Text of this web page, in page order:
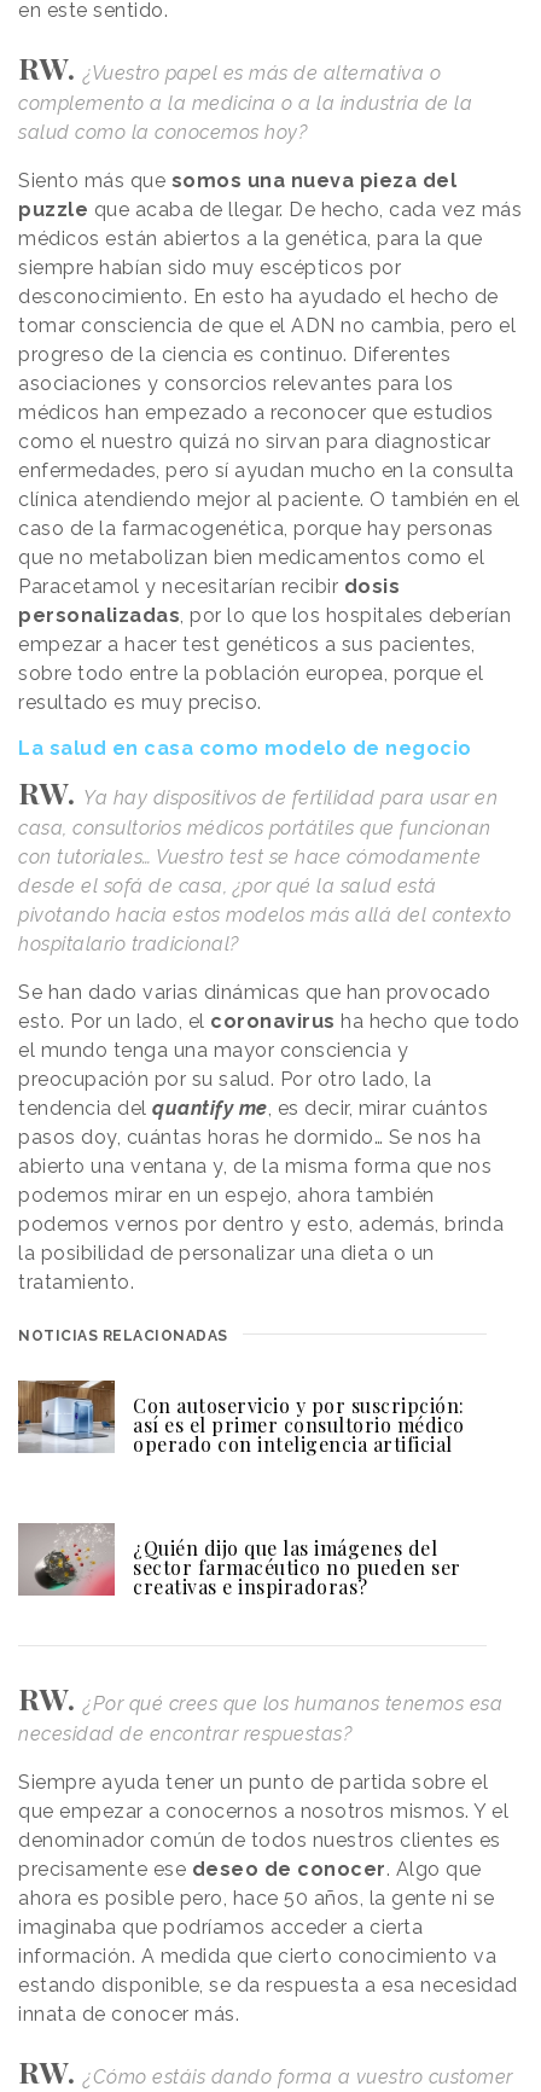
en este sentido.
RW. ¿Vuestro papel es más de alternativa o
complemento a la medicina o a la industria de la
salud como la conocemos hoy?
Siento más que somos una nueva pieza del
puzzle que acaba de llegar. De hecho, cada vez más
médicos están abiertos a la genética, para la que
siempre habían sido muy escépticos por
desconocimiento. En esto ha ayudado el hecho de
tomar consciencia de que el ADN no cambia, pero el
progreso de la ciencia es continuo. Diferentes
asociaciones y consorcios relevantes para los
médicos han empezado a reconocer que estudios
como el nuestro quizá no sirvan para diagnosticar
enfermedades, pero sí ayudan mucho en la consulta
clínica atendiendo mejor al paciente. O también en el
caso de la farmacogenética, porque hay personas
que no metabolizan bien medicamentos como el
Paracetamol y necesitarían recibir dosis
personalizadas , por lo que los hospitales deberían
empezar a hacer test genéticos a sus pacientes,
sobre todo entre la población europea, porque el
resultado es muy preciso.
La salud en casa como modelo de negocio
RW. Ya hay dispositivos de fertilidad para usar en
casa, consultorios médicos portátiles que funcionan
con tutoriales… Vuestro test se hace cómodamente
desde el sofá de casa, ¿por qué la salud está
pivotando hacia estos modelos más allá del contexto
hospitalario tradicional?
Se han dado varias dinámicas que han provocado
esto. Por un lado, el coronavirus ha hecho que todo
el mundo tenga una mayor consciencia y
preocupación por su salud. Por otro lado, la
tendencia del quantify me , es decir, mirar cuántos
pasos doy, cuántas horas he dormido… Se nos ha
abierto una ventana y, de la misma forma que nos
podemos mirar en un espejo, ahora también
podemos vernos por dentro y esto, además, brinda
la posibilidad de personalizar una dieta o un
tratamiento.
NOTICIAS RELACIONADAS
Con autoservicio y por suscripción:
así es el primer consultorio médico
operado con inteligencia artificial
¿Quién dijo que las imágenes del
sector farmacéutico no pueden ser
creativas e inspiradoras?
RW. ¿Por qué crees que los humanos tenemos esa
necesidad de encontrar respuestas?
Siempre ayuda tener un punto de partida sobre el
que empezar a conocernos a nosotros mismos. Y el
denominador común de todos nuestros clientes es
precisamente ese deseo de conocer. Algo que
ahora es posible pero, hace 50 años, la gente ni se
imaginaba que podríamos acceder a cierta
información. A medida que cierto conocimiento va
estando disponible, se da respuesta a esa necesidad
innata de conocer más.
RW. ¿Cómo estáis dando forma a vuestro customer